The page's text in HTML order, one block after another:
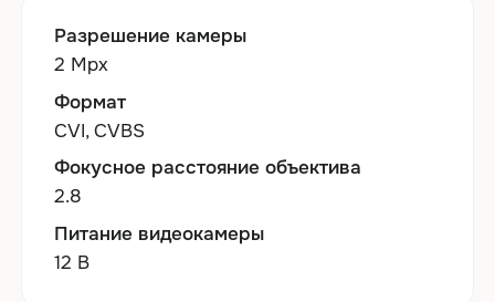
Разрешение камеры
2 Mpx
Формат
CVI, CVBS
Фокусное расстояние объектива
2.8
Питание видеокамеры
12 В